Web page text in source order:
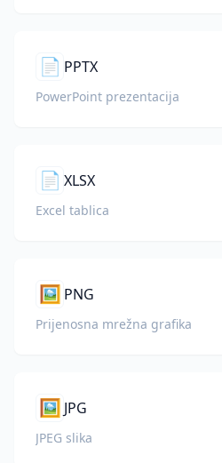
📄 PPTX
PowerPoint prezentacija
📄 XLSX
Excel tablica
🖼️ PNG
Prijenosna mrežna grafika
🖼️ JPG
JPEG slika